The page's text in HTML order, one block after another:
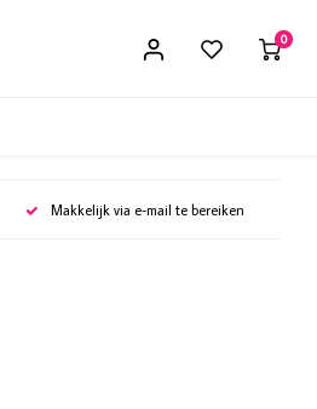
0
Makkelijk via e-mail te bereiken